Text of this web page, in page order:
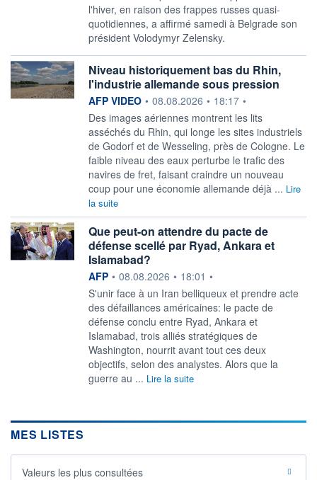
l'hiver, en raison des frappes russes quasi-
quotidiennes, a affirmé samedi à Belgrade son
président Volodymyr Zelensky.
Niveau historiquement bas du Rhin,
l'industrie allemande sous pression
information fournie par
AFP VIDEO • 08.08.2026 • 18:17 •
Des images aériennes montrent les lits
asséchés du Rhin, qui longe les sites industriels
de Godorf et de Wesseling, près de Cologne. Le
faible niveau des eaux perturbe le trafic des
navires de fret, faisant craindre un nouveau
coup pour une économie allemande déjà ... Lire
la suite
Que peut-on attendre du pacte de
défense scellé par Ryad, Ankara et
Islamabad?
information fournie par
AFP • 08.08.2026 • 18:01 •
S'unir face à un Iran belliqueux et prendre acte
des défaillances américaines: le pacte de
défense conclu entre Ryad, Ankara et
Islamabad, trois alliés stratégiques de
Washington, nourrit avant tout ces deux
objectifs, selon des analystes. Alors que la
guerre au ... Lire la suite
MES LISTES
Valeurs les plus consultées